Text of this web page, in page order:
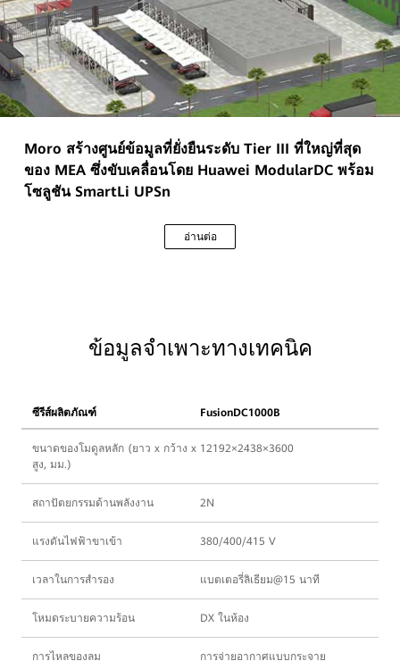
Moro สร้างศูนย์ข้อมูลที่ยั่งยืนระดับ Tier III ที่ใหญ่ที่สุด
ของ MEA ซึ่งขับเคลื่อนโดย Huawei ModularDC พร้อม
โซลูชัน SmartLi UPSn
อ่านต่อ
ข้อมูลจำเพาะทางเทคนิค
ซีรีส์ผลิตภัณฑ์ FusionDC1000B
ขนาดของโมดูลหลัก (ยาว x กว้าง x
สูง, มม.)
12192×2438×3600
สถาปัตยกรรมด้านพลังงาน 2N
แรงดันไฟฟ้าขาเข้า 380/400/415 V
เวลาในการสำรอง แบตเตอรี่ลิเธียม@15 นาที
โหมดระบายความร้อน DX ในห้อง
การไหลของลม การจ่ายอากาศแบบกระจาย